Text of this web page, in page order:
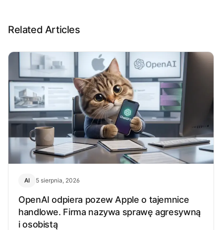
Related Articles
AI 5 sierpnia, 2026
OpenAI odpiera pozew Apple o tajemnice
handlowe. Firma nazywa sprawę agresywną
i osobistą